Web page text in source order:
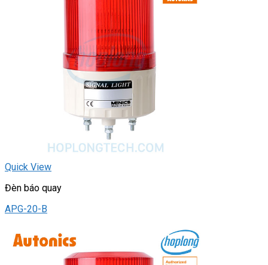
Quick View
Đèn báo quay
APG-20-B